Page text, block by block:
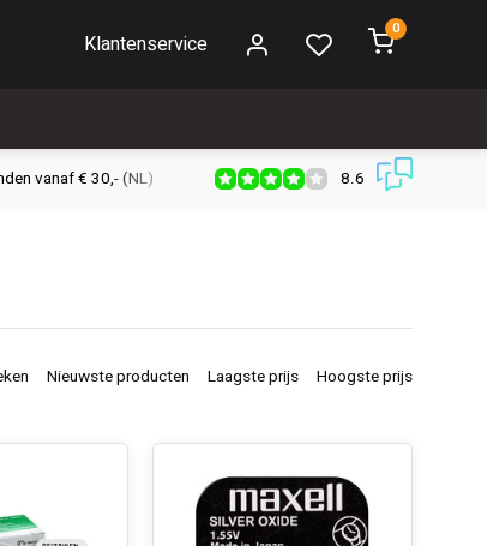
Klantenservice
0
vanaf € 30,- (NL) Verzendkosten € 2,95 (NL)
8.6
Nieuwste producten Laagste prijs Hoogste prijs